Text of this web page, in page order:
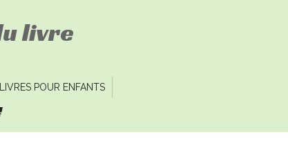
livre
LIVRES POUR ENFANTS